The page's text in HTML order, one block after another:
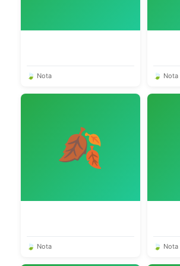
🍃 Nota 🍃 Nota
🍂
🍃 Nota 🍃 Nota